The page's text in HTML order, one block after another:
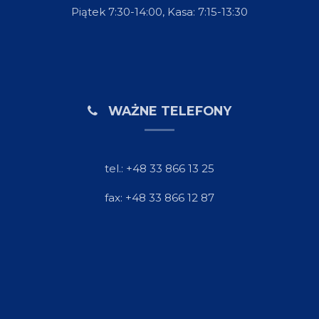
Piątek 7:30-14:00, Kasa: 7:15-13:30
WAŻNE TELEFONY
tel.: +48 33 866 13 25
fax: +48 33 866 12 87